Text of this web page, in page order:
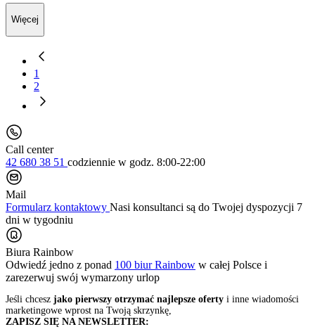
Więcej
1
2
Call center
42 680 38 51 codziennie w godz. 8:00-22:00
Mail
Formularz kontaktowy Nasi konsultanci są do Twojej dyspozycji 7
dni w tygodniu
Biura Rainbow
Odwiedź jedno z ponad 100 biur Rainbow w całej Polsce i
zarezerwuj swój wymarzony urlop
Jeśli chcesz jako pierwszy otrzymać najlepsze oferty i inne wiadomości
marketingowe wprost na Twoją skrzynkę,
ZAPISZ SIĘ NA NEWSLETTER: